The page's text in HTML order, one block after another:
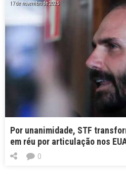
17 de novembro de 2025
Por unanimidade, STF
em réu por articulação nos
0